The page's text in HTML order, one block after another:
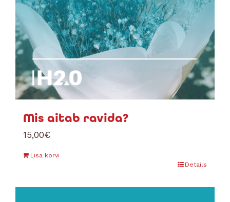
Mis aitab ravida?
15,00€
Lisa korvi
Details